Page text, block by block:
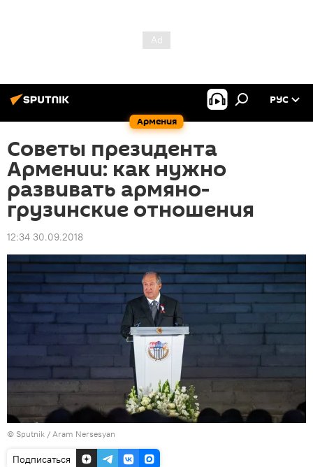
Армения
РУС
Советы президента
Армении: как нужно
развивать армяно-
грузинские отношения
12:34 30.09.2018
© Sputnik / Aram Nersesyan
Подписаться